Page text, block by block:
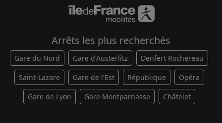
Arrêts les plus recherchés
Gare du Nord Gare d'Austerlitz Denfert Rochereau
Saint-Lazare Gare de l'Est République Opéra
Gare de Lyon Gare Montparnasse Châtelet